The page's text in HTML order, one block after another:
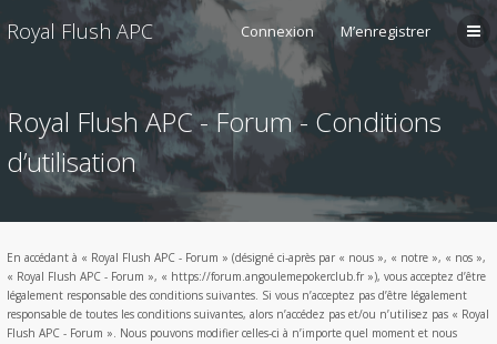
Royal Flush APC Connexion M’enregistrer
Royal Flush APC - Forum - Conditions
d’utilisation
En accédant à « Royal Flush APC - Forum » (désigné ci-après par « nous », « notre », « nos »,
« Royal Flush APC - Forum », « https://forum.angoulemepokerclub.fr »), vous acceptez d’être
légalement responsable des conditions suivantes. Si vous n’acceptez pas d’être légalement
responsable de toutes les conditions suivantes, alors n’accédez pas et/ou n’utilisez pas « Royal
Flush APC - Forum ». Nous pouvons modifier celles-ci à n’importe quel moment et nous